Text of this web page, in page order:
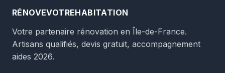
RÉNOVEVOTREHABITATION
Votre partenaire rénovation en Île-de-France.
Artisans qualifiés, devis gratuit, accompagnement
aides 2026.